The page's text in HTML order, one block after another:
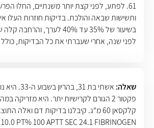
61. לפתע, לפני קצת יותר משנתיים, החלו
ותשישות שבאה והולכת. בדיקות חוזרות העלו
בשיעור של 35% עד 40% לערך,
לפני שנה, אחרי שעברתי את כל הבדיקות, כולל
שאלה:
אשתי בת 31,
פקטור 2 הגורם לקרישיות יתר. היא מזריקה
PT% 100 APTT SEC 24.1 FIBRINOGEN